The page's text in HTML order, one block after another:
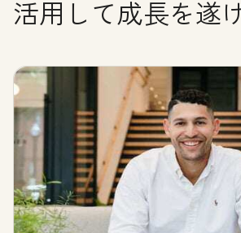
活用して成長を遂